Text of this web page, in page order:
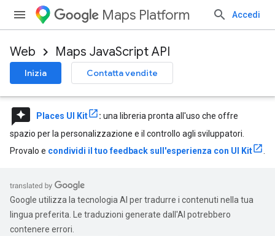
Maps Platform Accedi
Web Maps JavaScript API
Inizia Contatta vendite
reviews Places UI Kit : una libreria pronta all'uso che offre
spazio per la personalizzazione e il controllo agli sviluppatori.
Provalo e condividi il tuo feedback sull'esperienza con UI Kit .
Google utilizza la tecnologia AI per tradurre i contenuti nella tua
lingua preferita. Le traduzioni generate dall'AI potrebbero
contenere errori.